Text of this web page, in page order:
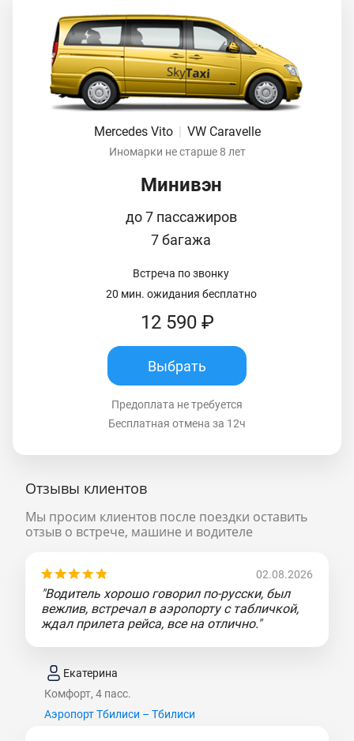
Mercedes Vito VW Caravelle
Иномарки не старше 8 лет
Минивэн
до 7 пассажиров
7 багажа
Встреча по звонку
20 мин. ожидания бесплатно
12 590 ₽
Выбрать
Предоплата не требуется
Бесплатная отмена за 12ч
Отзывы клиентов
Мы просим клиентов после поездки оставить
отзыв о встрече, машине и водителе
02.08.2026
"Водитель хорошо говорил по-русски, был
вежлив, встречал в аэропорту с табличкой,
ждал прилета рейса, все на отлично."
Екатерина
Комфорт, 4 пасс.
Аэропорт Тбилиси – Тбилиси